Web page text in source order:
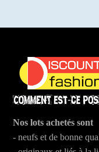
Nos lots achetés sont
- neufs et de bonne